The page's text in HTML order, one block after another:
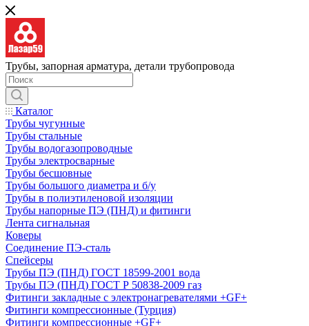
Трубы, запорная арматура, детали трубопровода
Каталог
Трубы чугунные
Трубы стальные
Трубы водогазопроводные
Трубы электросварные
Трубы бесшовные
Трубы большого диаметра и б/у
Трубы в полиэтиленовой изоляции
Трубы напорные ПЭ (ПНД) и фитинги
Лента сигнальная
Коверы
Соединение ПЭ-сталь
Спейсеры
Трубы ПЭ (ПНД) ГОСТ 18599-2001 вода
Трубы ПЭ (ПНД) ГОСТ Р 50838-2009 газ
Фитинги закладные с электронагревателями +GF+
Фитинги компрессионные (Турция)
Фитинги компрессионные +GF+